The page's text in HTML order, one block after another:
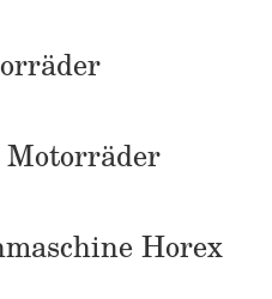
Horex